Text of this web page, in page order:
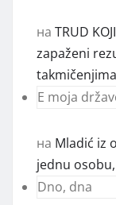
на TRUD
zapaženi
takmičenjima
E moja
на Mladić iz
jednu
Dno, dna